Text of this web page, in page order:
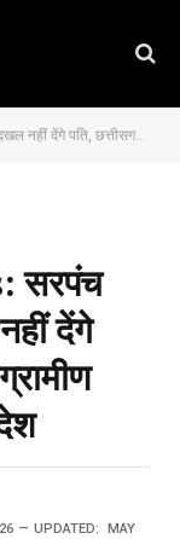
ग्रामीण विकास विभाग का सख्त आदेश
सरपंच
देंगे
UPDATED: MAY